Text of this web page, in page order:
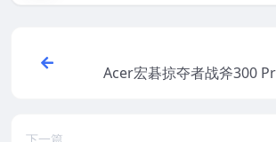
Acer宏碁掠夺者战斧300